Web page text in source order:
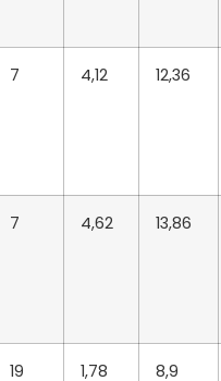
7 4,12 12,36
7 4,62 13,86
19 1,78 8,9